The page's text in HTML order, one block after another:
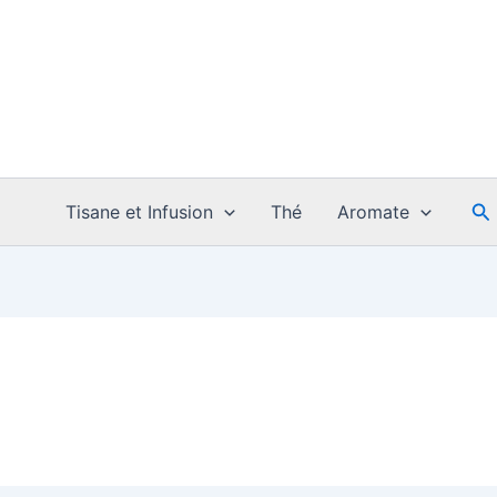
Tisane et Infusion Thé Aromate